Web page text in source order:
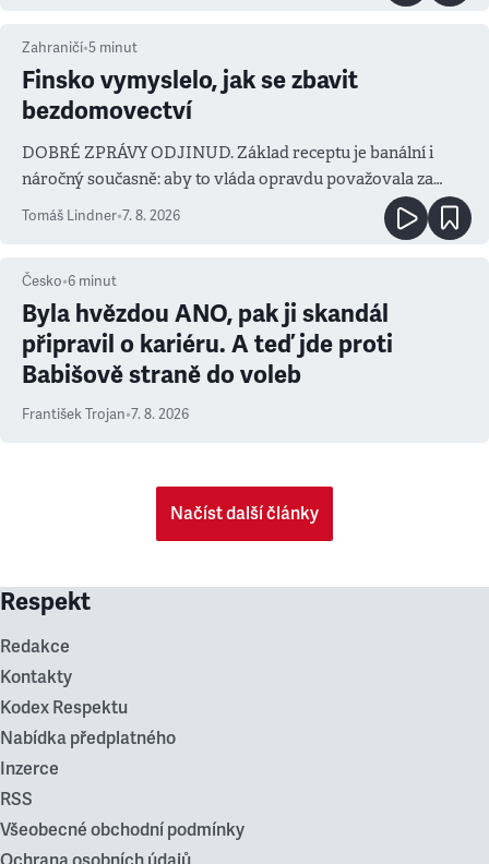
Zahraničí•5 minut
Finsko vymyslelo, jak se zbavit
bezdomovectví
DOBRÉ ZPRÁVY ODJINUD. Základ receptu je banální i
náročný současně: aby to vláda opravdu považovala za
prioritu
Tomáš Lindner•7. 8. 2026
Česko•6 minut
Byla hvězdou ANO, pak ji skandál
připravil o kariéru. A teď jde proti
Babišově straně do voleb
František Trojan•7. 8. 2026
Načíst další články
Respekt
Redakce
Kontakty
Kodex Respektu
Nabídka předplatného
Inzerce
RSS
Všeobecné obchodní podmínky